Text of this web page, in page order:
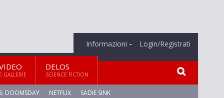
Informazioni Login/Registrati
E GALLERIE
DELOS
SCIENCE FICTION
DOOMSDAY NETFLIX SADIE SINK